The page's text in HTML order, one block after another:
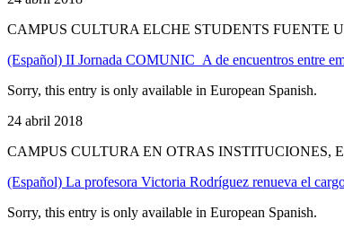
CAMPUS CULTURA ELCHE STUDENTS FUENTE
(Español) II Jornada COMUNIC_A de encuentros entre
Sorry, this entry is only available in European Spanish.
24 abril 2018
CAMPUS CULTURA EN OTRAS INSTITUCIONES,
(Español) La profesora Victoria Rodríguez renueva el
Sorry, this entry is only available in European Spanish.